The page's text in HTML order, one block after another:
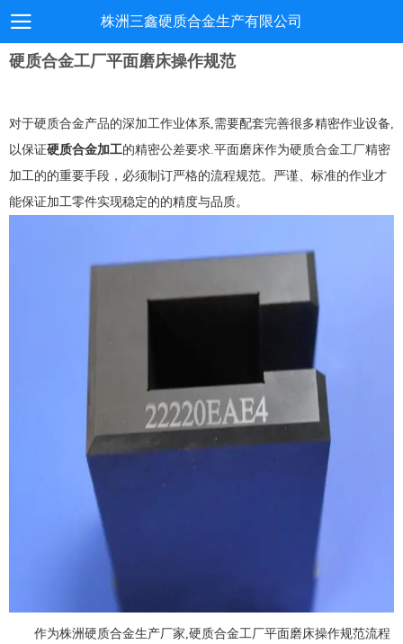
株洲三鑫硬质合金生产有限公司
硬质合金工厂平面磨床操作规范
对于硬质合金产品的深加工作业体系,需要配套完善很多精密作业设备,
以保证硬质合金加工的精密公差要求.平面磨床作为硬质合金工厂精密
加工的的重要手段，必须制订严格的流程规范。严谨、标准的作业才
能保证加工零件实现稳定的的精度与品质。
作为株洲硬质合金生产厂家,硬质合金工厂平面磨床操作规范流程